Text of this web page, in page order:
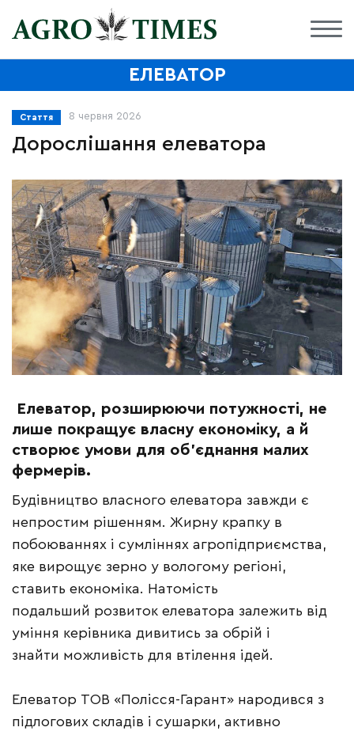
ЕЛЕВАТОР
Стаття 8 червня 2026
Дорослішання елеватора
Елеватор, розширюючи потужності, не
лише покращує власну економіку, а й
створює умови для об’єднання малих
фермерів.
Будівництво власного елеватора завжди є
непростим рішенням. Жирну крапку в
побоюваннях і сумліннях агропідприємства,
яке вирощує зерно у вологому регіоні,
ставить економіка. Натомість
подальший розвиток елеватора залежить від
уміння керівника дивитись за обрій і
знайти можливість для втілення ідей.
Елеватор ТОВ «Полісся-Гарант» народився з
підлогових складів і сушарки, активно